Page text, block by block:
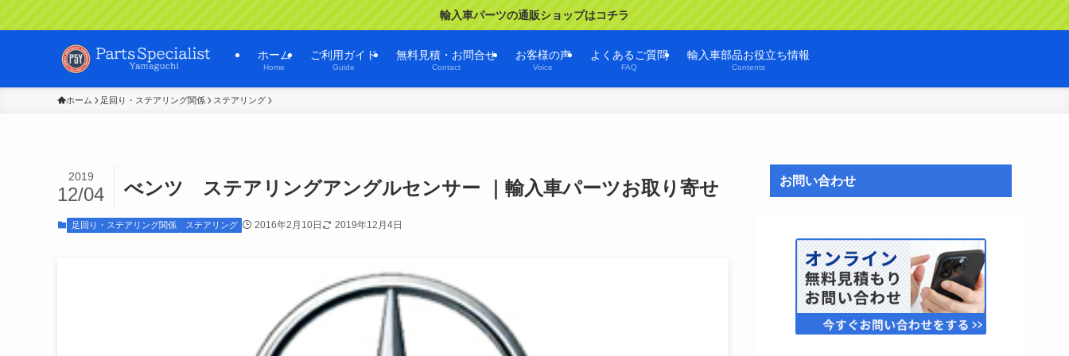
輸入車パーツの通販ショップはコチラ
ホーム
Home
ご利用ガイド
Guide
無料見積・お問合せ
Contact
お客様の声
Voice
よくあるご質問
FAQ
輸入車部品お役立ち情報
Contents
ホーム 足回り・ステアリング関係 ステアリング
べンツ ステアリングアングルセンサー ｜輸入車パーツお取り寄せ
2019
12/04
足回り・ステアリング関係 ステアリング 2016年2月10日 2019年12月4日
お問い合わせ